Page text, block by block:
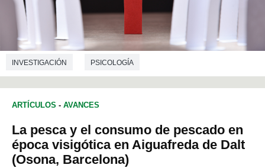
INVESTIGACIÓN PSICOLOGÍA
ARTÍCULOS - AVANCES
La pesca y el consumo de pescado en
época visigótica en Aiguafreda de Dalt
(Osona, Barcelona)